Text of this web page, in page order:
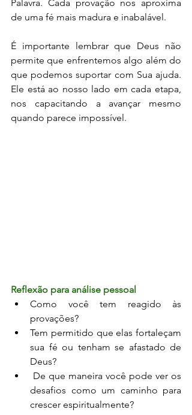
Palavra. Cada provação nos aproxima
de uma fé mais madura e inabalável.
É importante lembrar que Deus não
permite que enfrentemos algo além do
que podemos suportar com Sua ajuda.
Ele está ao nosso lado em cada etapa,
nos capacitando a avançar mesmo
quando parece impossível.
Reflexão para análise pessoal
Como você tem reagido às
provações?
Tem permitido que elas fortaleçam
sua fé ou tenham se afastado de
Deus?
desafios como um caminho para
crescer espiritualmente?